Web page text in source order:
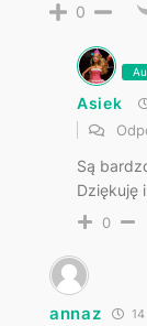
0
Asiek
Są
Dziękuję
0
annaz